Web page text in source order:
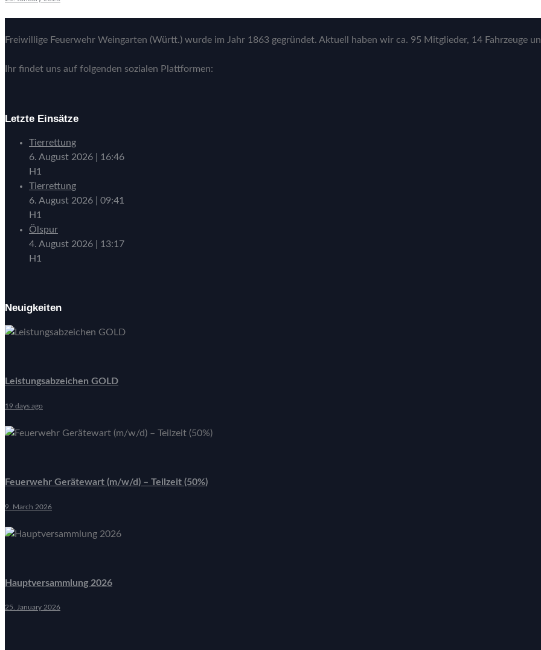
Freiwillige Feuerwehr Weingarten (Württ.) wurde im Jahr 1863 gegründet. Aktuell haben wir ca. 95 Mitglieder, 14 Fahrzeuge
Ihr findet uns auf folgenden sozialen Plattformen:
Letzte Einsätze
Tierrettung
6. August 2026
16:46
H1
Tierrettung
6. August 2026
09:41
H1
Ölspur
4. August 2026
13:17
H1
Neuigkeiten
Leistungsabzeichen GOLD
19 days ago
Feuerwehr Gerätewart (m/w/d) – Teilzeit (50%)
9. March 2026
Hauptversammlung 2026
25. January 2026